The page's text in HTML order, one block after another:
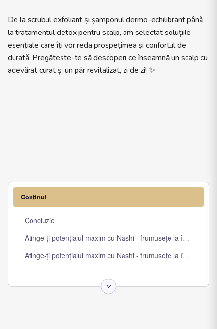
De la scrubul exfoliant și șamponul dermo-echilibrant până
la tratamentul detox pentru scalp, am selectat soluțiile
esențiale care îți vor reda prospețimea și confortul de
durată. Pregătește-te să descoperi ce înseamnă un scalp cu
adevărat curat și un păr revitalizat, zi de zi! ✨
Conținut
Concluzie
Atinge-ți potențialul maxim cu Nashi - frumusețe la îndemâna
Atinge-ți potențialul maxim cu Nashi - frumusețe la îndemâna